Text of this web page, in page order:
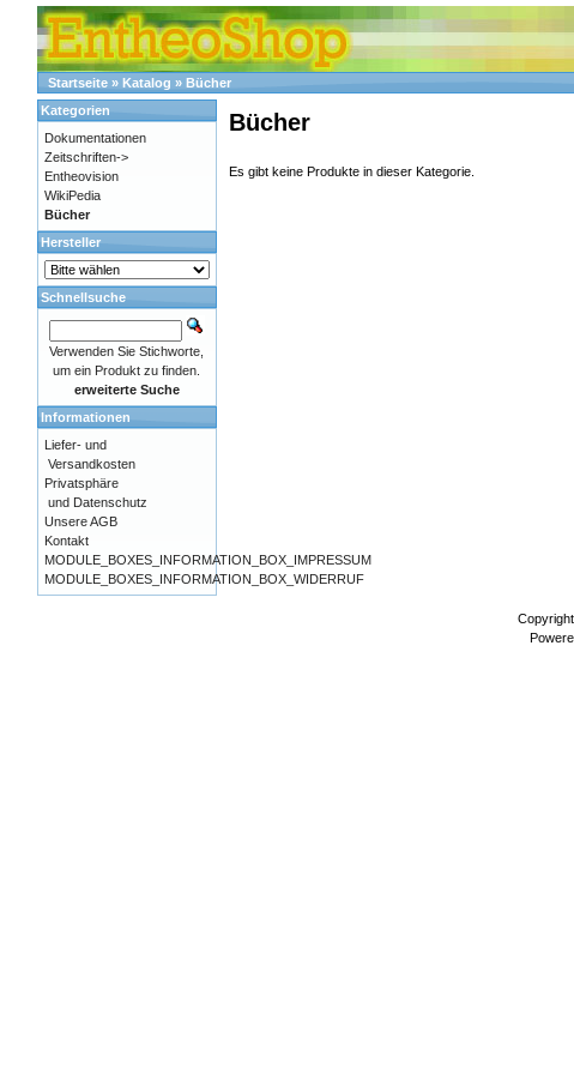
Startseite» Katalog » Bücher
Bücher
Es gibt keine Produkte in dieser Kategorie.
Kategorien
Dokumentationen
Zeitschriften->
Entheovision
WikiPedia
Bücher
Hersteller
Schnellsuche
Verwenden Sie Stichworte,
um ein Produkt zu finden.
erweiterte Suche
Informationen
Liefer- und
Versandkosten
Privatsphäre
und Datenschutz
Unsere AGB
Kontakt
MODULE_BOXES_INFORMATION_BOX_IMPRESSUM
MODULE_BOXES_INFORMATION_BOX_WIDERRUF